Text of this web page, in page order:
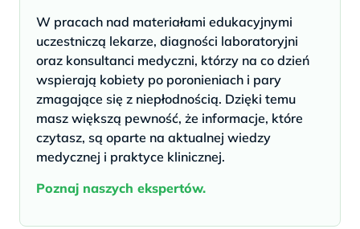
W pracach nad materiałami edukacyjnymi
uczestniczą lekarze, diagności laboratoryjni
oraz konsultanci medyczni, którzy na co dzień
wspierają kobiety po poronieniach i pary
zmagające się z niepłodnością. Dzięki temu
masz większą pewność, że informacje, które
czytasz, są oparte na aktualnej wiedzy
medycznej i praktyce klinicznej.
Poznaj naszych ekspertów.